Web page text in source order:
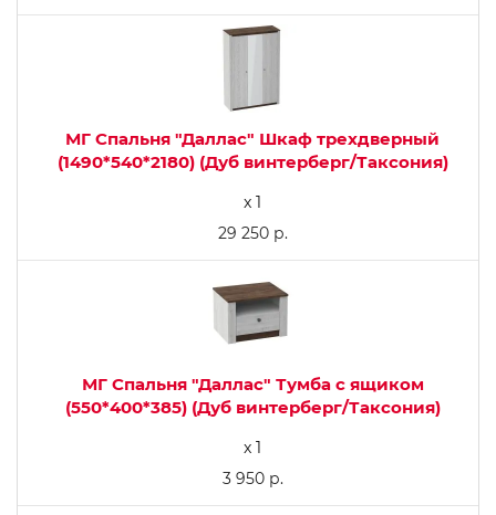
МГ Спальня "Даллас" Шкаф трехдверный
(1490*540*2180) (Дуб винтерберг/Таксония)
x 1
29 250 р.
МГ Спальня "Даллас" Тумба с ящиком
(550*400*385) (Дуб винтерберг/Таксония)
x 1
3 950 р.